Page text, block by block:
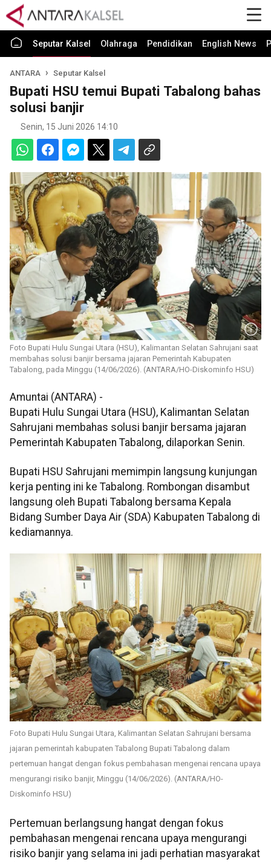
Seputar Kalsel Olahraga Pendidikan English News
ANTARA Seputar Kalsel
Bupati HSU temui Bupati Tabalong bahas
solusi banjir
Senin, 15 Juni 2026 14:10
Foto Bupati Hulu Sungai Utara (HSU), Kalimantan Selatan Sahrujani saat
membahas solusi banjir bersama jajaran Pemerintah Kabupaten
Tabalong, pada Minggu (14/06/2026). (ANTARA/HO-Diskominfo HSU)
Amuntai (ANTARA) -
Bupati Hulu Sungai Utara (HSU), Kalimantan Selatan
Sahrujani membahas solusi banjir bersama jajaran
Pemerintah Kabupaten Tabalong, dilaporkan Senin.
Bupati HSU Sahrujani memimpin langsung kunjungan
kerja penting ini ke Tabalong. Rombongan disambut
langsung oleh Bupati Tabalong bersama Kepala
Bidang Sumber Daya Air (SDA) Kabupaten Tabalong di
kediamannya.
Foto Bupati Hulu Sungai Utara, Kalimantan Selatan Sahrujani bersama
jajaran pemerintah kabupaten Tabalong Bupati Tabalong dalam
pertemuan hangat dengan fokus pembahasan mengenai rencana upaya
mengurangi risiko banjir, Minggu (14/06/2026). (ANTARA/HO-
Diskominfo HSU)
Pertemuan berlangsung hangat dengan fokus
pembahasan mengenai rencana upaya mengurangi
risiko banjir yang selama ini jadi perhatian masyarakat